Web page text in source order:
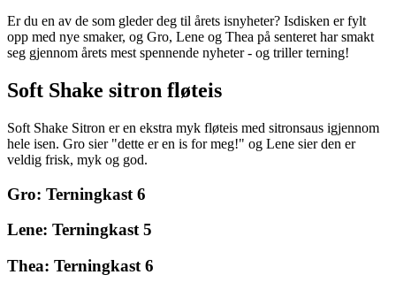
Er du en av de som gleder deg til årets isnyheter? Isdisken er fylt
opp med nye smaker, og Gro, Lene og Thea på senteret har smakt
seg gjennom årets mest spennende nyheter - og triller terning!
Soft Shake sitron fløteis
Soft Shake Sitron er en ekstra myk fløteis med sitronsaus igjennom
hele isen. Gro sier "dette er en is for meg!" og Lene sier den er
veldig frisk, myk og god.
Gro: Terningkast 6
Lene: Terningkast 5
Thea: Terningkast 6